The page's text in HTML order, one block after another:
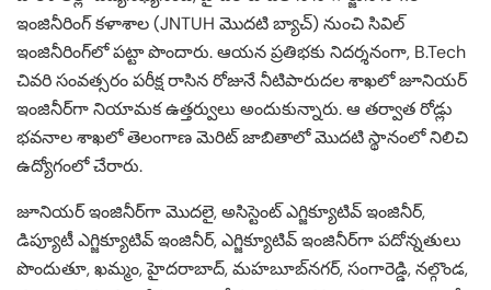
ఇంజినీరింగ్ కళాశాల (JNTUH మొదటి బ్యాచ్) నుంచి సివిల్
ఇంజినీరింగ్‌లో పట్టా పొందారు. ఆయన ప్రతిభకు నిదర్శనంగా, B.Tech
చివరి సంవత్సరం పరీక్ష రాసిన రోజునే నీటిపారుదల శాఖలో జూనియర్
ఇంజినీర్‌గా నియామక ఉత్తర్వులు అందుకున్నారు. ఆ తర్వాత రోడ్లు
భవనాల శాఖలో తెలంగాణ మెరిట్ జాబితాలో మొదటి స్థానంలో నిలిచి
ఉద్యోగంలో చేరారు.
జూనియర్ ఇంజినీర్‌గా మొదలై, అసిస్టెంట్ ఎగ్జిక్యూటివ్ ఇంజినీర్,
డిప్యూటీ ఎగ్జిక్యూటివ్ ఇంజినీర్, ఎగ్జిక్యూటివ్ ఇంజినీర్‌గా పదోన్నతులు
పొందుతూ, ఖమ్మం, హైదరాబాద్, మహబూబ్‌నగర్, సంగారెడ్డి, నల్గొండ,